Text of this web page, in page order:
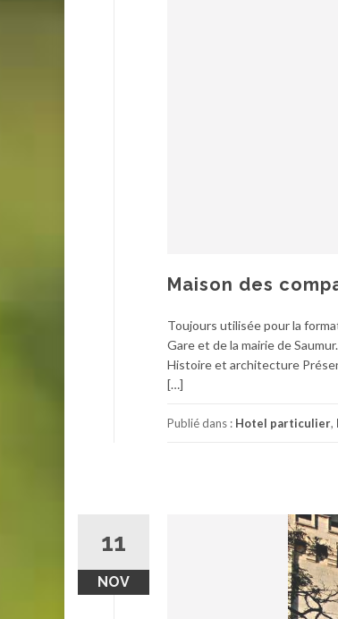
Maison des
Toujours utilisée pour la
Gare et de la mairie de
Histoire et architecture
[…]
Publié dans : Hotel particulier,
11
NOV